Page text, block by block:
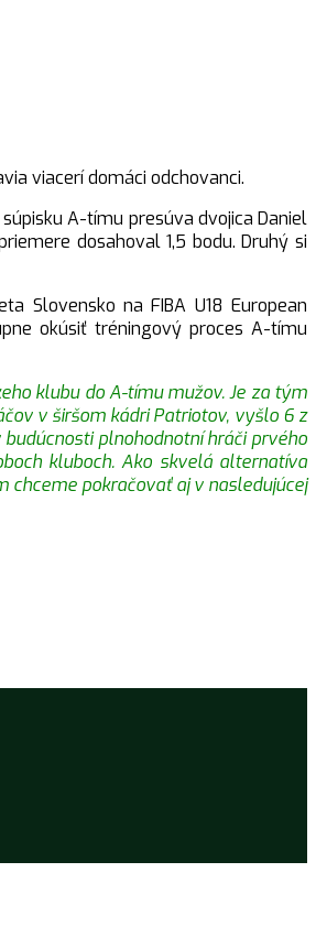
viacerí domáci odchovanci.
A-tímu presúva dvojica Daniel
dosahoval 1,5 bodu. Druhý si
Slovensko na FIBA U18 European
okúsiť tréningový proces A-tímu
klubu do A-tímu mužov. Je za tým
v širšom kádri Patriotov, vyšlo 6 z
plnohodnotní hráči prvého
kluboch. Ako skvelá alternatíva
chceme pokračovať aj v nasledujúcej